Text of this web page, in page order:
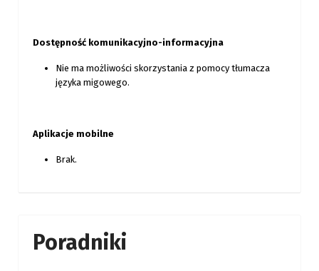
Dostępność komunikacyjno-informacyjna
Nie ma możliwości skorzystania z pomocy tłumacza
języka migowego.
Aplikacje mobilne
Brak.
Poradniki